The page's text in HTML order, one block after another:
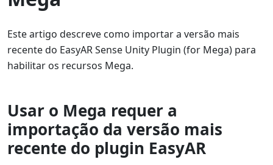
Este artigo descreve como importar a versão mais
recente do EasyAR Sense Unity Plugin (for Mega) para
habilitar os recursos Mega.
Usar o Mega requer a
importação da versão mais
recente do plugin EasyAR